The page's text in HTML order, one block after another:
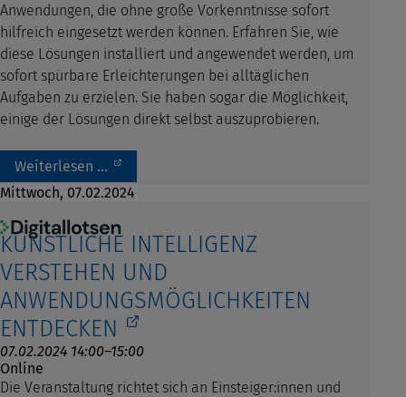
Anwendungen, die ohne große Vorkenntnisse sofort
hilfreich eingesetzt werden können. Erfahren Sie, wie
diese Lösungen installiert und angewendet werden, um
sofort spürbare Erleichterungen bei alltäglichen
Aufgaben zu erzielen. Sie haben sogar die Möglichkeit,
einige der Lösungen direkt selbst auszuprobieren.
Weiterlesen …
Mittwoch, 07.02.2024
KÜNSTLICHE INTELLIGENZ
VERSTEHEN UND
ANWENDUNGSMÖGLICHKEITEN
ENTDECKEN
07.02.2024 14:00–15:00
Online
Die Veranstaltung richtet sich an Einsteiger:innen und